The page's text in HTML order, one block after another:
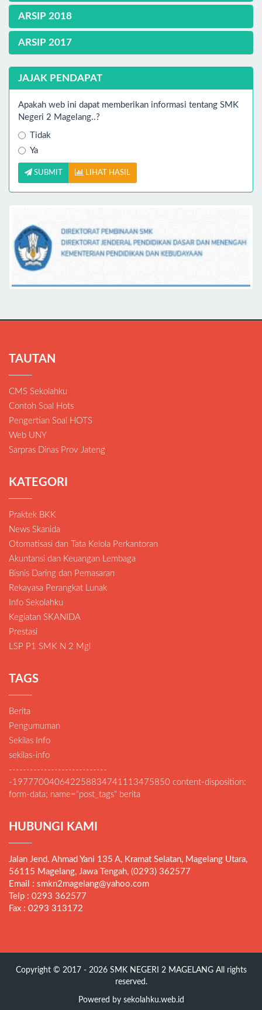
ARSIP 2018
ARSIP 2017
JAJAK PENDAPAT
Apakah web ini dapat memberikan informasi tentang SMK
Negeri 2 Magelang..?
Tidak
Ya
SUBMIT LIHAT HASIL
TAUTAN
CMS Sekolahku
Contoh Soal Hots
Pengertian Soal HOTS
Web UNY
Sarpras Dinas Prov Jateng
KATEGORI
Praktek BKK
News Skanida
Otomatisasi dan Tata Kelola Perkantoran
Akuntansi dan Keuangan Lembaga
Bisnis Daring dan Pemasaran
Rekayasa Perangkat Lunak
Info Sekolahku
Kegiatan SKANIDA
Prestasi
LSP P1 SMK N 2 Mgl
TAGS
Berita
Pengumuman
Sekilas Info
sekilas-info
----------------------------
-197770040642258834741113475850 content-disposition:
form-data; name="post_tags" berita
HUBUNGI KAMI
Jalan Jend. Ahmad Yani 135 A, Kramat Selatan, Magelang Utara,
56115 Magelang, Jawa Tengah, (0293) 362577
Email : smkn2magelang@yahoo.com
Telp : 0293 362577
Fax : 0293 313172
Copyright © 2017 - 2026SMK NEGERI 2 MAGELANGAll rights
reserved.
Powered by sekolahku.web.id